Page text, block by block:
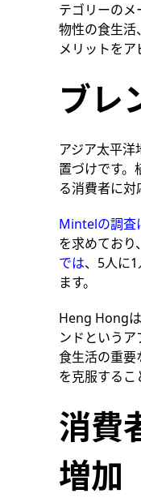
テゴリーの
物性の食生活
メリットをア
ブレ
アジア太平
置づけです。
る消費者に対
Mintelの調査
を求めており
では、5人に
ます。
Heng Hong
ンドという
食生活の重要
を克服するこ
消費
増加